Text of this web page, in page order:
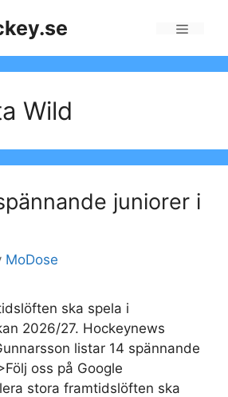
Wild
juniorer i
MoDose
ska spela i
2026/27. Hockeynews
listar 14 spännande
oss på Google
stora framtidslöften ska